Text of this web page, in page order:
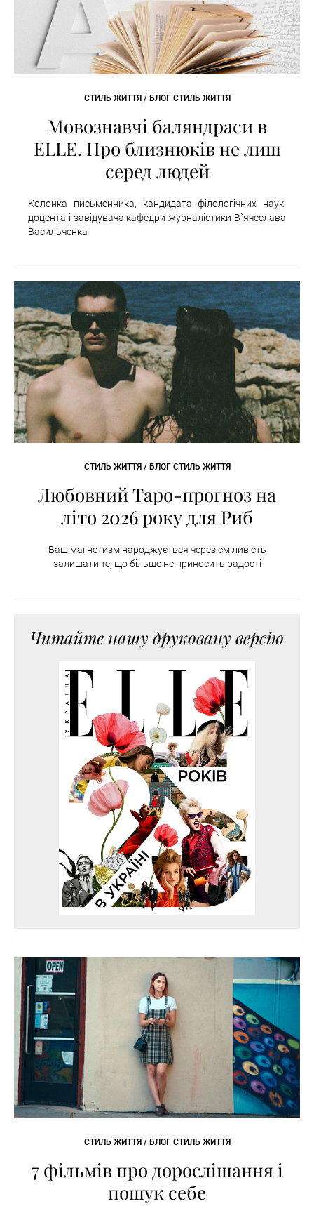
СТИЛЬ ЖИТТЯ / БЛОГ СТИЛЬ ЖИТТЯ
Мовознавчі баляндраси в
ELLE. Про близнюків не лиш
серед людей
Колонка письменника, кандидата філологічних наук,
доцента і завідувача кафедри журналістики В`ячеслава
Васильченка
СТИЛЬ ЖИТТЯ / БЛОГ СТИЛЬ ЖИТТЯ
Любовний Таро-прогноз на
літо 2026 року для Риб
Ваш магнетизм народжується через сміливість
залишати те, що більше не приносить радості
Читайте нашу друковану версію
СТИЛЬ ЖИТТЯ / БЛОГ СТИЛЬ ЖИТТЯ
7 фільмів про дорослішання і
пошук себе